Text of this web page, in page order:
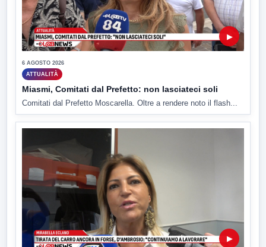
▶
6 AGOSTO 2026
ATTUALITÀ
Miasmi, Comitati dal Prefetto: non lasciateci soli
Comitati dal Prefetto Moscarella. Oltre a rendere noto il flash...
▶